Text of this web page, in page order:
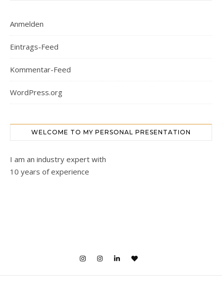
Anmelden
Eintrags-Feed
Kommentar-Feed
WordPress.org
WELCOME TO MY PERSONAL PRESENTATION
I am an industry expert with
10 years of experience